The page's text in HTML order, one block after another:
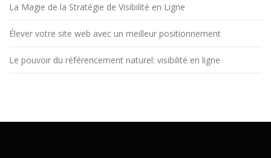
La Magie de la Stratégie de Visibilité en Ligne
Élever votre site web avec un meilleur positionnement
Le pouvoir du référencement naturel: visibilité en ligne